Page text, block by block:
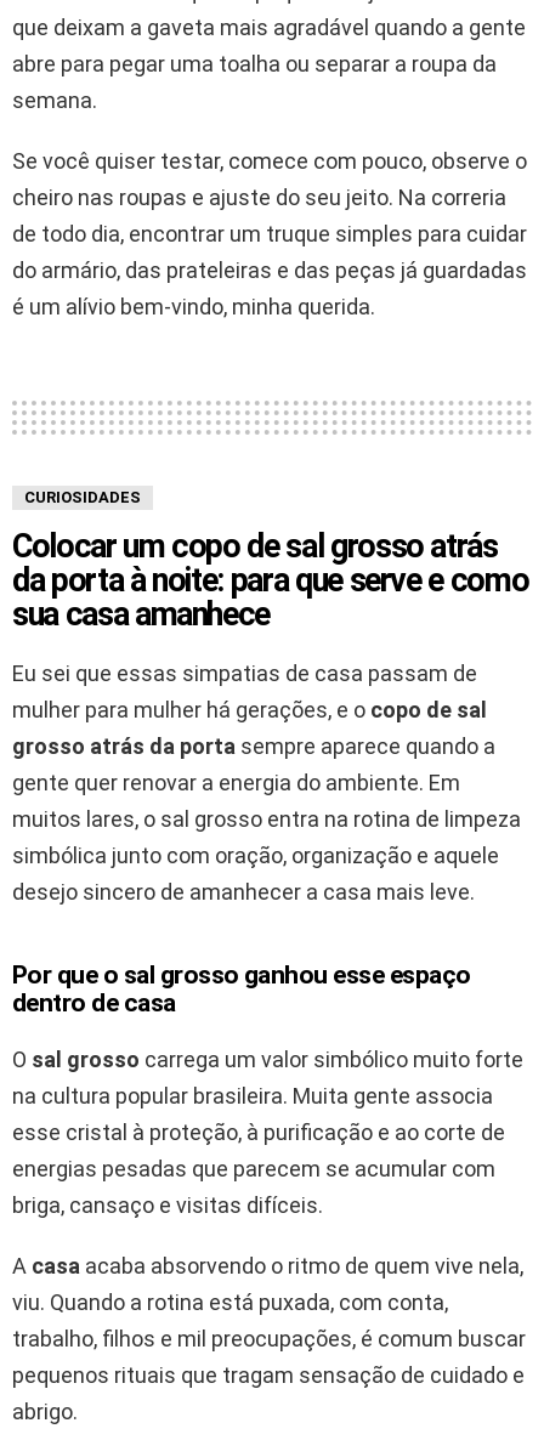
que deixam a gaveta mais agradável quando a gente
abre para pegar uma toalha ou separar a roupa da
semana.
Se você quiser testar, comece com pouco, observe o
cheiro nas roupas e ajuste do seu jeito. Na correria
de todo dia, encontrar um truque simples para cuidar
do armário, das prateleiras e das peças já guardadas
é um alívio bem-vindo, minha querida.
CURIOSIDADES
Colocar um copo de sal grosso atrás
da porta à noite: para que serve e como
sua casa amanhece
Eu sei que essas simpatias de casa passam de
mulher para mulher há gerações, e o copo de sal
grosso atrás da porta sempre aparece quando a
gente quer renovar a energia do ambiente. Em
muitos lares, o sal grosso entra na rotina de limpeza
simbólica junto com oração, organização e aquele
desejo sincero de amanhecer a casa mais leve.
Por que o sal grosso ganhou esse espaço
dentro de casa
O sal grosso carrega um valor simbólico muito forte
na cultura popular brasileira. Muita gente associa
esse cristal à proteção, à purificação e ao corte de
energias pesadas que parecem se acumular com
briga, cansaço e visitas difíceis.
A casa acaba absorvendo o ritmo de quem vive nela,
viu. Quando a rotina está puxada, com conta,
trabalho, filhos e mil preocupações, é comum buscar
pequenos rituais que tragam sensação de cuidado e
abrigo.